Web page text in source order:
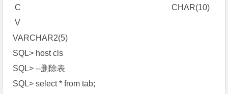
C CHAR(10)
V
VARCHAR2(5)
SQL> host cls
SQL> --删除表
SQL> select * from tab;